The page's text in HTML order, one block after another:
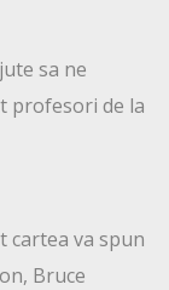
sa ne
profesori de la
cartea va spun
Bruce